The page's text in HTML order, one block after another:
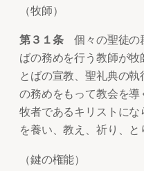
（牧師）
第３１条個々の聖徒の
ばの務めを行う教師が
とばの宣教、聖礼典の
の務めをもって教会を
牧者であるキリストに
を養い、教え、祈り、と
（鍵の権能）